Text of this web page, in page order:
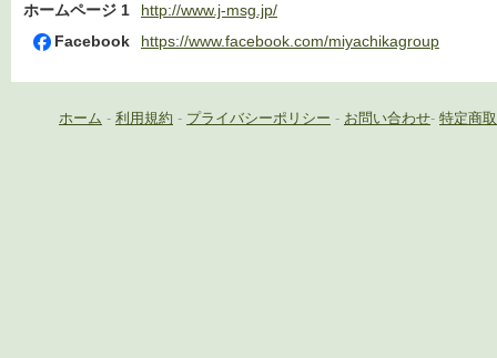
ホームページ 1
http://www.j-msg.jp/
Facebook
https://www.facebook.com/miyachikagroup
ホーム - 利用規約 - プライバシーポリシー - お問い合わせ- 特定商